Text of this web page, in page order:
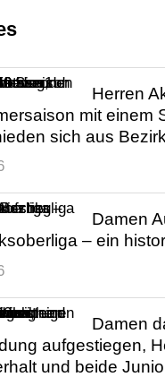
Herren
mit einem
sich aus
Damen
– ein
Damen
aufgestiegen,
und beide